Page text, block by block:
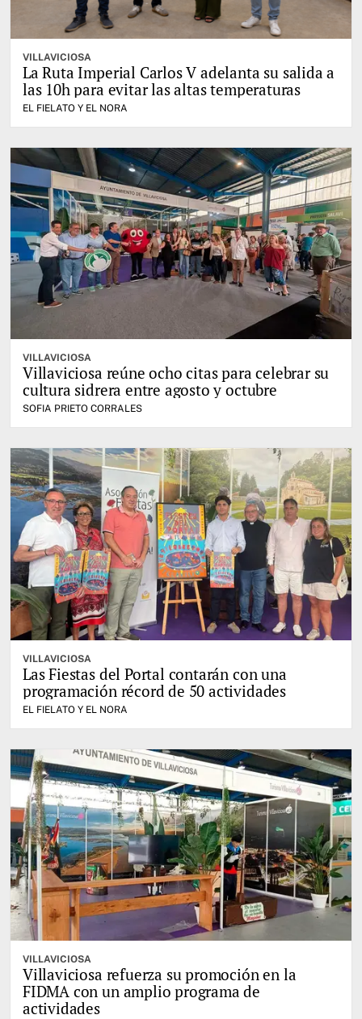
VILLAVICIOSA
La Ruta Imperial Carlos V adelanta su salida a
las 10h para evitar las altas temperaturas
EL FIELATO Y EL NORA
VILLAVICIOSA
Villaviciosa reúne ocho citas para celebrar su
cultura sidrera entre agosto y octubre
SOFIA PRIETO CORRALES
VILLAVICIOSA
Las Fiestas del Portal contarán con una
programación récord de 50 actividades
EL FIELATO Y EL NORA
VILLAVICIOSA
Villaviciosa refuerza su promoción en la
FIDMA con un amplio programa de
actividades